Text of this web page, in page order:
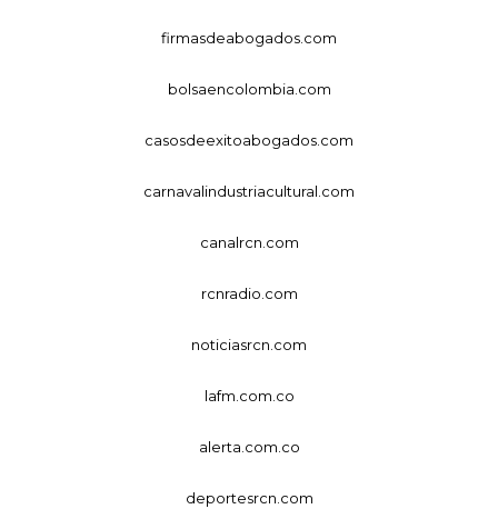
firmasdeabogados.com
bolsaencolombia.com
casosdeexitoabogados.com
carnavalindustriacultural.com
canalrcn.com
rcnradio.com
noticiasrcn.com
lafm.com.co
alerta.com.co
deportesrcn.com